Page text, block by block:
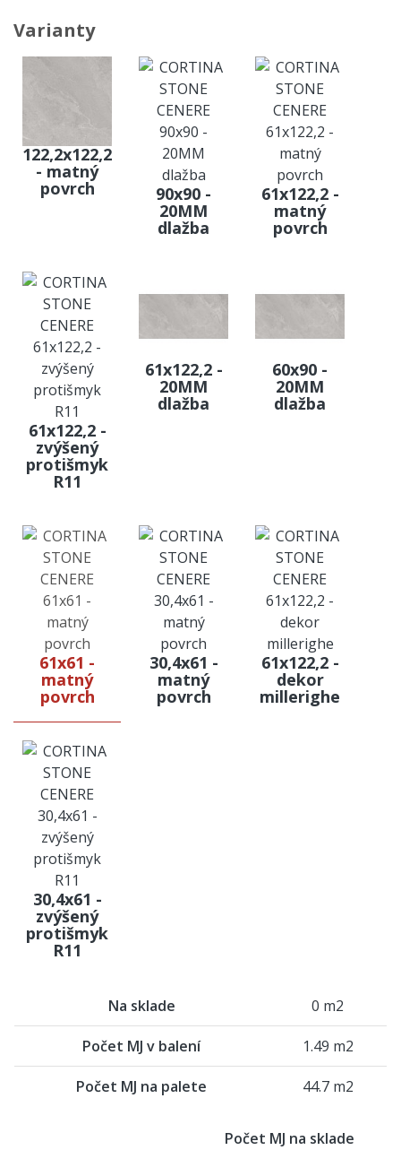
Varianty
122,2x122,2
- matný
povrch 90x90 -
20MM
dlažba
61x122,2 -
matný
povrch
61x122,2 -
zvýšený
protišmyk
R11
61x122,2 -
20MM
dlažba
60x90 -
20MM
dlažba
61x61 -
matný
povrch
30,4x61 -
matný
povrch
61x122,2 -
dekor
millerighe
30,4x61 -
zvýšený
protišmyk
R11
Na sklade 0 m2
Počet MJ v balení 1.49 m2
Počet MJ na palete 44.7 m2
Počet MJ na sklade